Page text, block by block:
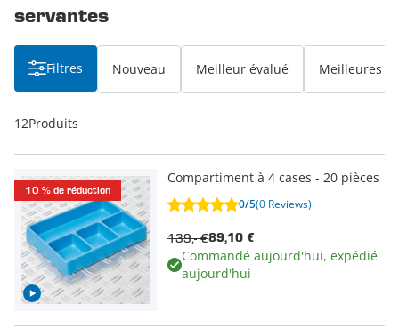
servantes
Filtres Nouveau Meilleur évalué Meilleures
12Produits
10 % de réduction
Compartiment à 4 cases - 20 pièces
0/5(0 Reviews)
89,10 €
139,- €
Commandé aujourd'hui, expédié
aujourd'hui